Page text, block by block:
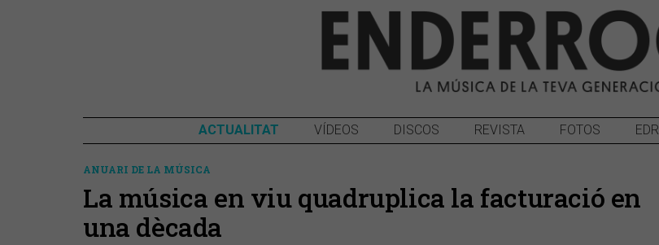
ACTUALITAT VÍDEOS DISCOS REVISTA FOTOS EDR
ANUARI DE LA MÚSICA
La música en viu quadruplica la facturació en
una dècada